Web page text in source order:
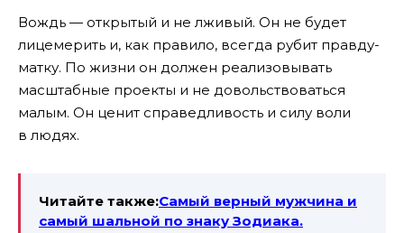
Вождь — открытый и не лживый. Он не будет
лицемерить и, как правило, всегда рубит правду-
матку. По жизни он должен реализовывать
масштабные проекты и не довольствоваться
малым. Он ценит справедливость и силу воли
в людях.
Читайте также:Самый верный мужчина и
самый шальной по знаку Зодиака.